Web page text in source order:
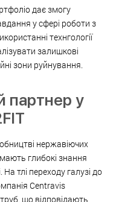
дає змогу
у сфері роботи з
технгології
залишкові
зони руйнування.
партнер у
нержавіючих
глибокі знання
На тлі переходу галузі до
Centravis
що відповідають